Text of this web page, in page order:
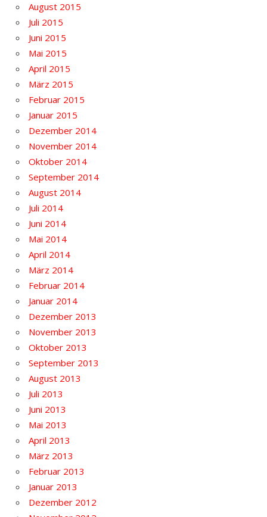
August 2015
Juli 2015
Juni 2015
Mai 2015
April 2015
März 2015
Februar 2015
Januar 2015
Dezember 2014
November 2014
Oktober 2014
September 2014
August 2014
Juli 2014
Juni 2014
Mai 2014
April 2014
März 2014
Februar 2014
Januar 2014
Dezember 2013
November 2013
Oktober 2013
September 2013
August 2013
Juli 2013
Juni 2013
Mai 2013
April 2013
März 2013
Februar 2013
Januar 2013
Dezember 2012